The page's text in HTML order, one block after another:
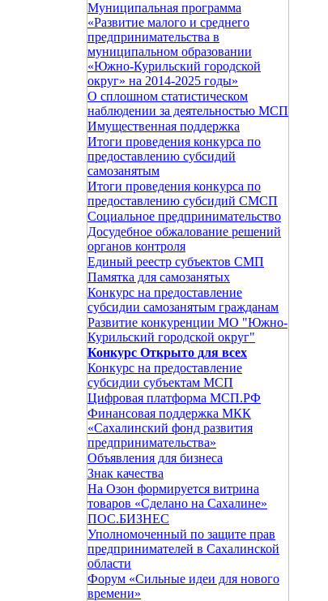
Муниципальная программа
«Развитие малого и среднего
предпринимательства в
муниципальном образовании
«Южно-Курильский городской
округ» на 2014-2025 годы»
О сплошном статистическом
наблюдении за деятельностью МСП
Имущественная поддержка
Итоги проведения конкурса по
предоставлению субсидий
самозанятым
Итоги проведения конкурса по
предоставлению субсидий СМСП
Социальное предпринимательство
Досудебное обжалование решений
органов контроля
Единый реестр субъектов СМП
Памятка для самозанятых
Конкурс на предоставление
субсидии самозанятым гражданам
Развитие конкуренции МО "Южно-
Курильский городской округ"
Конкурс Открыто для всех
Конкурс на предоставление
субсидии субъектам МСП
Цифровая платформа МСП.РФ
Финансовая поддержка МКК
«Сахалинский фонд развития
предпринимательства»
Объявления для бизнеса
Знак качества
На Oзон формируется витрина
товаров «Сделано на Сахалине»
ПОС.БИЗНЕС
Уполномоченный по защите прав
предпринимателей в Сахалинской
области
Форум «Сильные идеи для нового
времени»